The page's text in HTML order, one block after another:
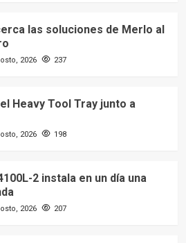
las soluciones de Merlo al
2026
237
Heavy Tool Tray junto a
2026
198
2 instala en un día una
2026 207